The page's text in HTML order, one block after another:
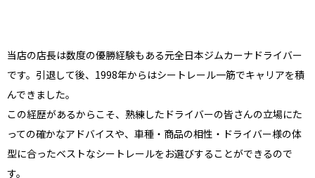
当店の店長は数度の優勝経験もある元全日本ジムカーナドライバー
です。引退して後、1998年からはシートレール一筋でキャリアを積
んできました。
この経歴があるからこそ、熟練したドライバーの皆さんの立場にた
っての確かなアドバイスや、車種・商品の相性・ドライバー様の体
型に合ったベストなシートレールをお選びすることができるので
す。